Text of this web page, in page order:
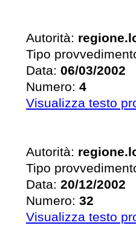
Autorità:
Tipo
Data: 06/03/2002
Numero: 4
Visualizza testo
Autorità:
Tipo
Data: 20/12/2002
Numero: 32
Visualizza testo